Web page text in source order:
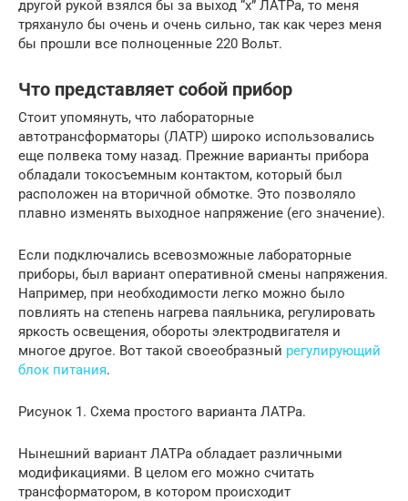
другой рукой взялся бы за выход “х” ЛАТРа, то меня
тряхануло бы очень и очень сильно, так как через меня
бы прошли все полноценные 220 Вольт.
Что представляет собой прибор
Стоит упомянуть, что лабораторные
автотрансформаторы (ЛАТР) широко использовались
еще полвека тому назад. Прежние варианты прибора
обладали токосъемным контактом, который был
расположен на вторичной обмотке. Это позволяло
плавно изменять выходное напряжение (его значение).
Если подключались всевозможные лабораторные
приборы, был вариант оперативной смены напряжения.
Например, при необходимости легко можно было
повлиять на степень нагрева паяльника, регулировать
яркость освещения, обороты электродвигателя и
многое другое. Вот такой своеобразный регулирующий
блок питания.
Рисунок 1. Схема простого варианта ЛАТРа.
Нынешний вариант ЛАТРа обладает различными
модификациями. В целом его можно считать
трансформатором, в котором происходит